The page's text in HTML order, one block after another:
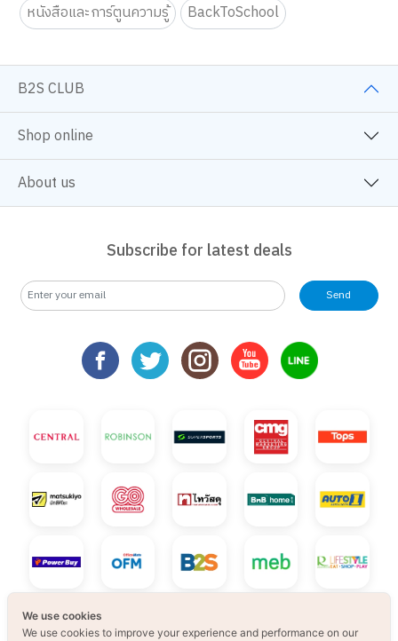
หนังสือและการ์ตูนความรู้
BackToSchool
B2S CLUB
Shop online
About us
Subscribe for latest deals
Send
We use cookies
We use cookies to improve your experience and performance on our